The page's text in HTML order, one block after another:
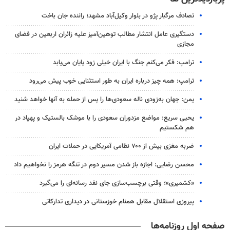
تصادف مرگبار پژو در بلوار وکیل‌آباد مشهد؛ راننده جان باخت
دستگیری عامل انتشار مطالب توهین‌آمیز علیه زائران اربعین در فضای
مجازی
ترامپ: فکر می‌کنم جنگ با ایران خیلی زود پایان می‌یابد
ترامپ: همه چیز درباره ایران به طور استثنایی خوب پیش می‌رود
یمن: جهان به‌زودی ناله سعودی‌ها را پس از حمله به آنها خواهد شنید
یحیی سریع: مواضع مزدوران سعودی را با موشک بالستیک و پهپاد در
هم شکستیم
ضربه مغزی بیش از ۷۰۰ نظامی آمریکایی در حملات ایران
محسن رضایی: اجازه باز شدن مسیر دوم در تنگه هرمز را نخواهیم داد
«کشمیری»؛ وقتی برچسب‌سازی جای نقد رسانه‌ای را می‌گیرد
پیروزی استقلال مقابل همنام خوزستانی در دیداری تدارکاتی
صفحه اول روزنامه‌ها